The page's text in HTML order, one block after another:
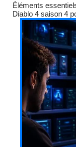
Éléments
Diablo 4 saison 4